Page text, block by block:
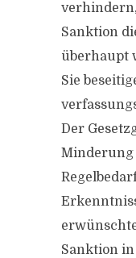
Sanktion
überhaupt
Sie
Der
Minderung
Sanktion